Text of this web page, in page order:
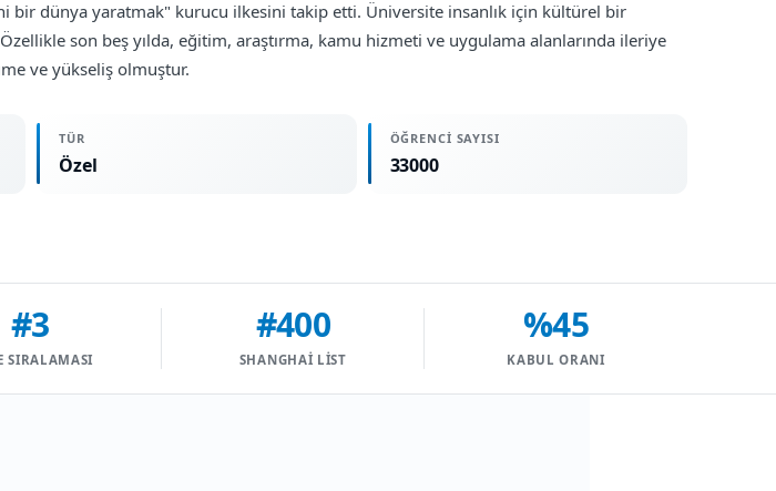
bir dünya yaratmak" kurucu ilkesini takip etti. Üniversite insanlık için kültürel bir
son beş yılda, eğitim, araştırma, kamu hizmeti ve uygulama alanlarında ileriye
ve yükseliş olmuştur.
TÜR
Özel
ÖĞRENCI SAYISI
33000
#3
SIRALAMASI
#400
SHANGHAI LIST
%45
KABUL ORANI